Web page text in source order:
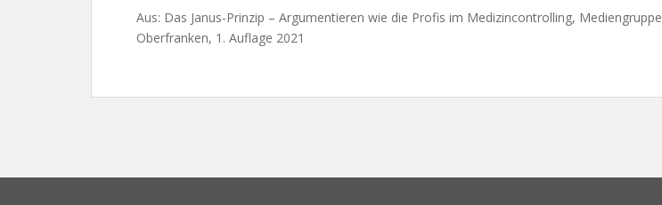
Aus: Das Janus-Prinzip – Argumentieren wie die Profis im Medizincontrolling, Mediengruppe
Oberfranken, 1. Auflage 2021